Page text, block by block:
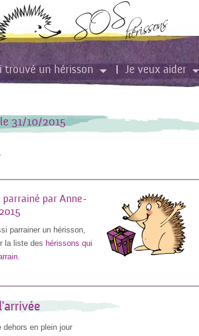
trouvé un hérisson Je veux aider
/ Libéré le 31/10/2015
parrainé par Anne-
parrainer un hérisson,
la liste des hérissons qui
en plein jour